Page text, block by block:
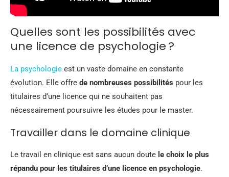
Quelles sont les possibilités avec
une licence de psychologie ?
La psychologie est un vaste domaine en constante
évolution. Elle offre de nombreuses possibilités pour les
titulaires d’une licence qui ne souhaitent pas
nécessairement poursuivre les études pour le master.
Travailler dans le domaine clinique
Le travail en clinique est sans aucun doute le choix le plus
répandu pour les titulaires d’une licence en psychologie.